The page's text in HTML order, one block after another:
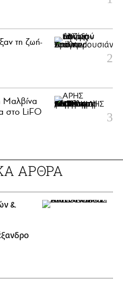
τη ζωή-
Μαλβίνα
στo LiFO
ΑΡΘΡΑ
&